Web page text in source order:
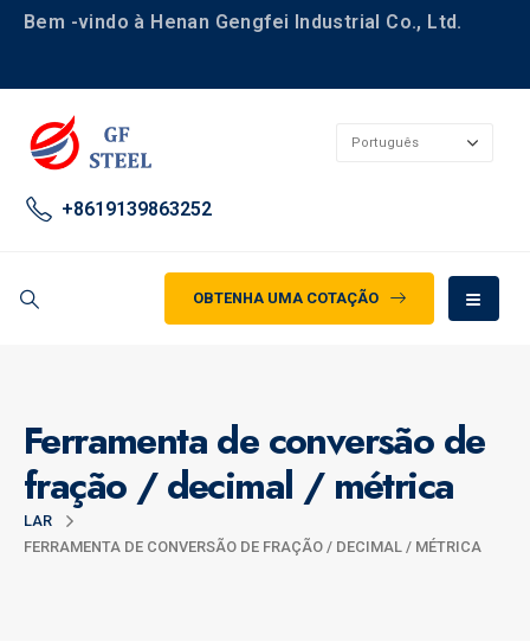
Bem -vindo à Henan Gengfei Industrial Co., Ltd.
+8619139863252
OBTENHA UMA COTAÇÃO
Ferramenta de conversão de
fração / decimal / métrica
LAR
FERRAMENTA DE CONVERSÃO DE FRAÇÃO / DECIMAL / MÉTRICA